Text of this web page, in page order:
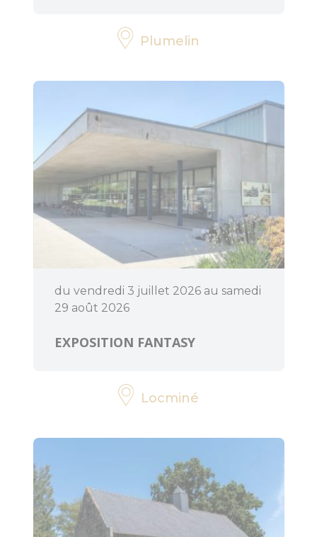
Destination
Plumelin
du vendredi 3 juillet 2026 au samedi
29 août 2026
EXPOSITION FANTASY
Locminé